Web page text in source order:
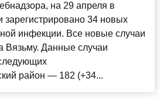
на 29 апреля в
зарегистрировано 34 новых
инфекции. Все новые случаи
Вязьму. Данные случаи
район — 182 (+34...